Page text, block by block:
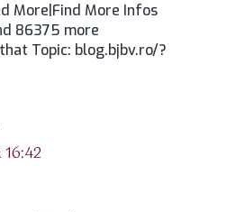
More|Find More Infos
86375 more
Topic: blog.bjbv.ro/?